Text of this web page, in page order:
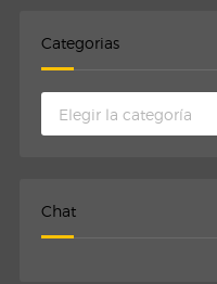
Categorias
Categorias
Chat